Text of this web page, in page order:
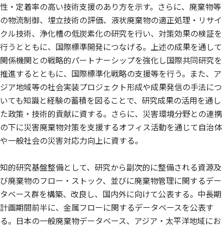
性・定着率の高い技術支援のあり方を示す。さらに、廃棄物等
の物流制御、埋立技術の評価、液状廃棄物の適正処理・リサイ
クル技術、浄化槽の低炭素化の研究を行い、対策効果の検証を
行うとともに、国際標準開発につなげる。上述の成果を通して
関係機関との戦略的パートナーシップを強化し国際共同研究を
推進するとともに、国際標準化戦略の支援等を行う。また、ア
ジア地域等の社会実装プロジェクト形成や成果発信の手法につ
いても知識と経験の蓄積を図ることで、研究成果の活用を通し
た政策・技術的貢献に資する。さらに、災害環境分野との連携
の下に災害廃棄物対策を支援するオフィス活動を通じて自治体
や一般社会の災害対応力向上に資する。
知的研究基盤整備として、研究から副次的に整備される資源及
び廃棄物のフロー・ストック、並びに廃棄物管理に関するデー
タベース群を構築、改良し、国内外に向けて公表する。中長期
計画期間前半に、金属フローに関するデータベースを公表す
る。日本の一般廃棄物データベース、アジア・太平洋地域にお